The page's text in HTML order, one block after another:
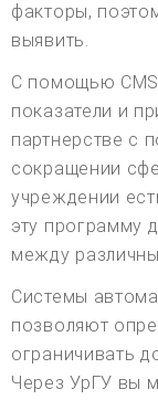
факторы,
выявить.
С помощью
показатели и
партнерстве с
сокращении
учреждении
эту программу
между
Системы
позволяют
ограничивать
Через УрГУ вы